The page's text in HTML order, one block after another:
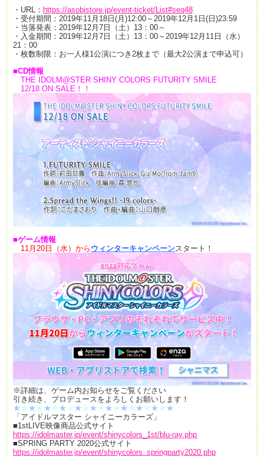
・URL： https://asobistore.jp/event-ticket/List#seq48
・受付期間：2019年11月18日(月)12:00～2019年12月1日(日)23:59
・当落発表：2019年12月7日（土）13：00～
・入金期間：2019年12月7日（土）13：00～2019年12月11日（水）
21：00
・枚数制限：お一人様1公演につき2枚まで（最大2公演まで申込可）
■CD情報
THE IDOLM@STER SHINY COLORS FUTURITY SMILE
12/18 ON SALE！！
■ゲーム情報
11月20日（水）から ウィンターキャンペーンスタート！
※詳細は、ゲーム内お知らせをご覧ください
引き続き、プロデュースをよろしくお願いします！
★★★★★★★★★★★★★★★★★★★★★
「アイドルマスター シャイニーカラーズ」
■1stLIVE映像商品公式サイト
https://idolmaster.jp/event/shinycolors_1st/blu-ray.php
■SPRING PARTY 2020公式サイト
https://idolmaster.jp/event/shinycolors_springparty2020.php